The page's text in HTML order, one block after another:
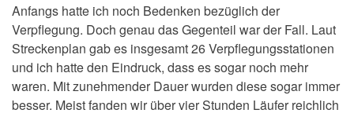
Anfangs hatte ich noch Bedenken bezüglich der
Verpflegung. Doch genau das Gegenteil war der Fall. Laut
Streckenplan gab es insgesamt 26 Verpflegungsstationen
und ich hatte den Eindruck, dass es sogar noch mehr
waren. Mit zunehmender Dauer wurden diese sogar immer
besser. Meist fanden wir über vier Stunden Läufer reichlich